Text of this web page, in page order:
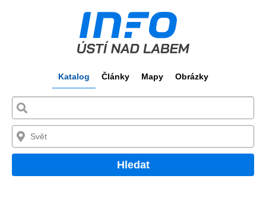
Katalog Články Mapy Obrázky
Hledat